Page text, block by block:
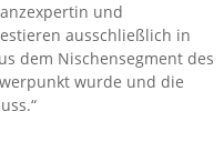
und
ausschließlich in
dem Nischensegment des
wurde und die